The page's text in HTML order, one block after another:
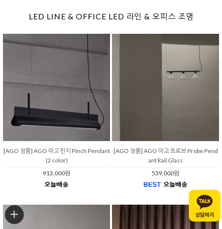
LED LINE & OFFICE LED 라인 & 오피스 조명
[AGO 정품] AGO 아고 핀치 Pinch Pendant
(2 color)
913,000원
[AGO 정품] AGO 아고 프로브 Probe Pend
ant Rail Glass
539,000원